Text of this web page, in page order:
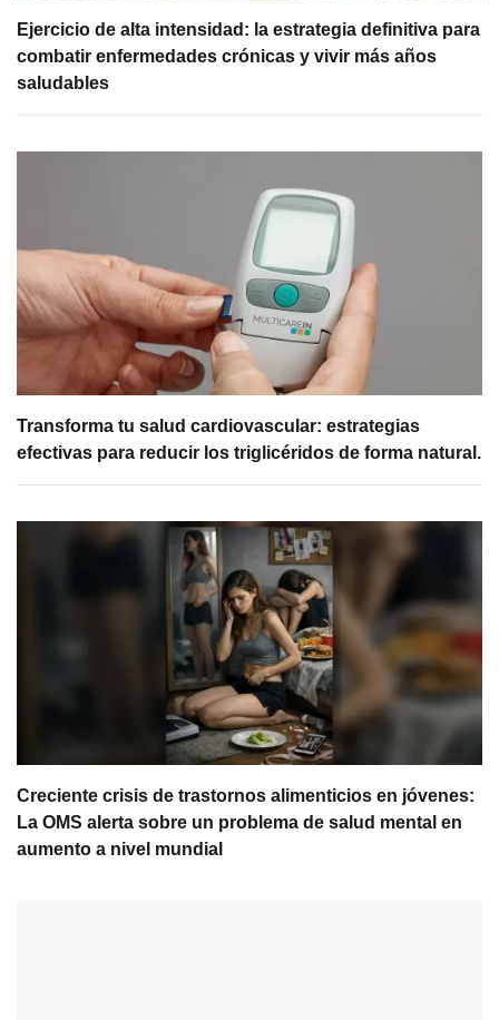
Ejercicio de alta intensidad: la estrategia definitiva para
combatir enfermedades crónicas y vivir más años
saludables
Transforma tu salud cardiovascular: estrategias
efectivas para reducir los triglicéridos de forma natural.
Creciente crisis de trastornos alimenticios en jóvenes:
La OMS alerta sobre un problema de salud mental en
aumento a nivel mundial